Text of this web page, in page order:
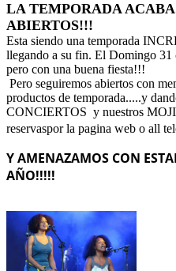
LA TEMPORADA
ABIERTOS!!!
Esta siendo una temporada
llegando a su fin. El Domingo 31
pero con una buena fiesta!!!
Pero seguiremos abiertos con
productos de temporada.....y
CONCIERTOS y nuestros
reservaspor la pagina web o all
Y AMENAZAMOS CON
AÑO!!!!!